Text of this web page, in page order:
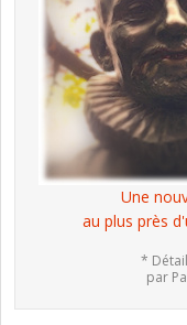
Une
au plus près
*
par